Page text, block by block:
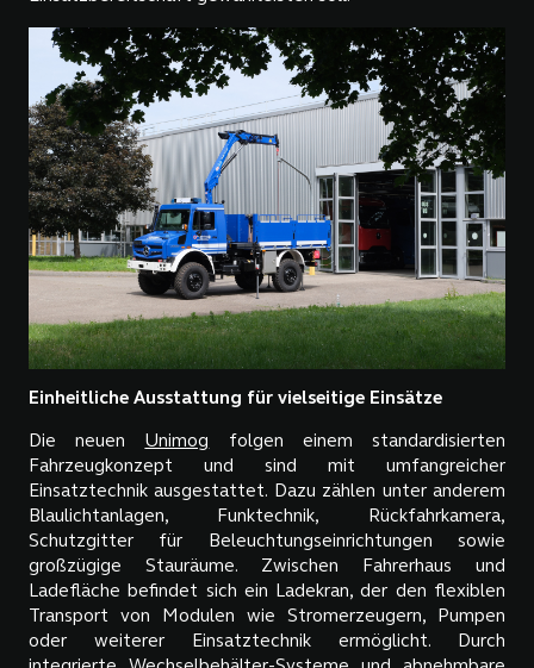
Einheitliche Ausstattung für vielseitige Einsätze
Die neuen Unimog folgen einem standardisierten
Fahrzeugkonzept und sind mit umfangreicher
Einsatztechnik ausgestattet. Dazu zählen unter anderem
Blaulichtanlagen, Funktechnik, Rückfahrkamera,
Schutzgitter für Beleuchtungseinrichtungen sowie
großzügige Stauräume. Zwischen Fahrerhaus und
Ladefläche befindet sich ein Ladekran, der den flexiblen
Transport von Modulen wie Stromerzeugern, Pumpen
oder weiterer Einsatztechnik ermöglicht. Durch